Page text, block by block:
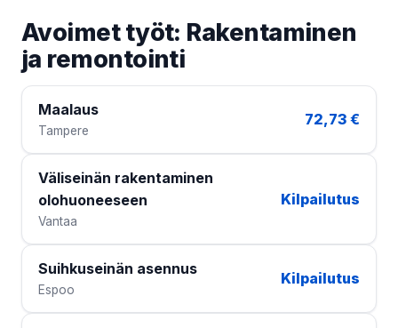
Avoimet työt: Rakentaminen
ja remontointi
Maalaus
Tampere
72,73 €
Väliseinän rakentaminen
olohuoneeseen
Vantaa
Kilpailutus
Suihkuseinän asennus
Espoo
Kilpailutus